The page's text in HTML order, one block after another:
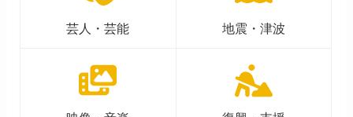
芸人・芸能 地震・津波